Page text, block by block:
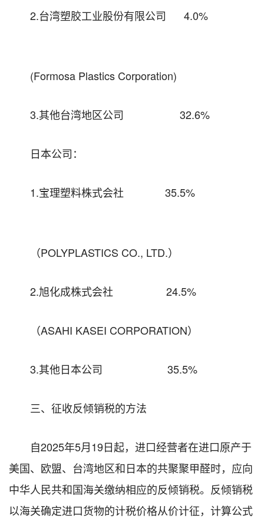
2.台湾塑胶工业股份有限公司 4.0%
(Formosa Plastics Corporation)
3.其他台湾地区公司 32.6%
日本公司：
1.宝理塑料株式会社 35.5%
（POLYPLASTICS CO., LTD.）
2.旭化成株式会社 24.5%
（ASAHI KASEI CORPORATION）
3.其他日本公司 35.5%
三、征收反倾销税的方法
自2025年5月19日起，进口经营者在进口原产于
美国、欧盟、台湾地区和日本的共聚聚甲醛时，应向
中华人民共和国海关缴纳相应的反倾销税。反倾销税
以海关确定进口货物的计税价格从价计征，计算公式